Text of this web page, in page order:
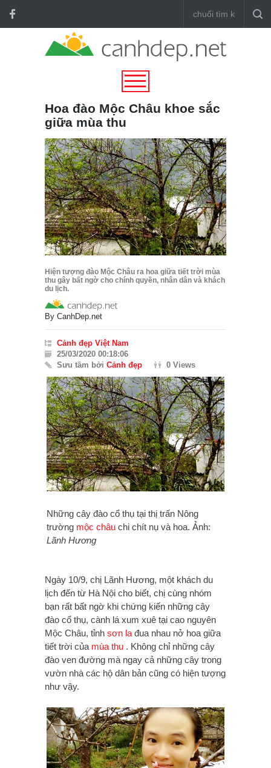
Hoa đào Mộc Châu khoe sắc
giữa mùa thu
Hiện tượng đào Mộc Châu ra hoa giữa tiết trời mùa
thu gây bất ngờ cho chính quyền, nhân dân và khách
du lịch.
By CanhDep.net
Cảnh đẹp Việt Nam
25/03/2020 00:18:06
Sưu tầm bởi Cảnh đẹp 0 Views
Những cây đào cổ thụ tại thị trấn Nông
trường mộc châu chi chít nụ và hoa. Ảnh:
Lãnh Hương
Ngày 10/9, chị Lãnh Hương, một khách du
lịch đến từ Hà Nội cho biết, chị cùng nhóm
bạn rất bất ngờ khi chứng kiến những cây
đào cổ thụ, cành lá xum xuê tại cao nguyên
Mộc Châu, tỉnh sơn la đua nhau nở hoa giữa
tiết trời của mùa thu . Không chỉ những cây
đào ven đường mà ngay cả những cây trong
vườn nhà các hộ dân bản cũng có hiện tượng
như vậy.